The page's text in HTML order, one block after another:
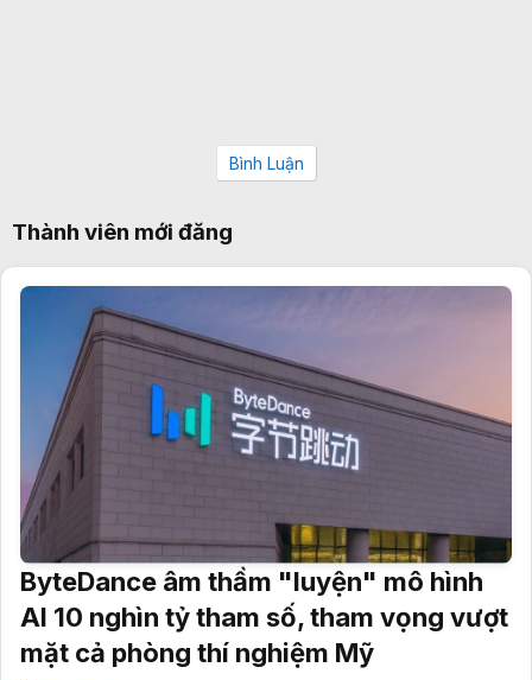
Bình Luận
Thành viên mới đăng
ByteDance âm thầm "luyện" mô hình
AI 10 nghìn tỷ tham số, tham vọng vượt
mặt cả phòng thí nghiệm Mỹ